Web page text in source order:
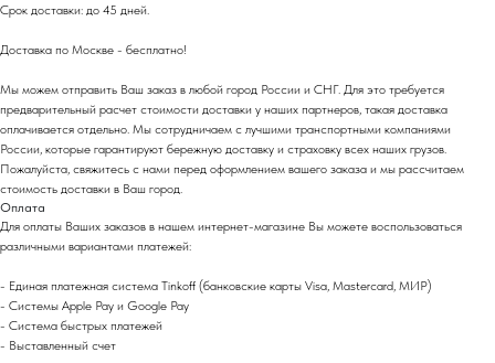
Срок доставки: до 45 дней.
Доставка по Москве - бесплатно!
Мы можем отправить Ваш заказ в любой город России и СНГ. Для это требуется
предварительный расчет стоимости доставки у наших партнеров, такая доставка
оплачивается отдельно. Мы сотрудничаем с лучшими транспортными компаниями
России, которые гарантируют бережную доставку и страховку всех наших грузов.
Пожалуйста, свяжитесь с нами перед оформлением вашего заказа и мы рассчитаем
стоимость доставки в Ваш город.
Оплата
Для оплаты Ваших заказов в нашем интернет-магазине Вы можете воспользоваться
различными вариантами платежей:
- Eдиная платежная система Tinkoff (банковские карты Visa, Mastercard, МИР)
- Системы Apple Pay и Google Pay
- Система быстрых платежей
- Выставленный счет